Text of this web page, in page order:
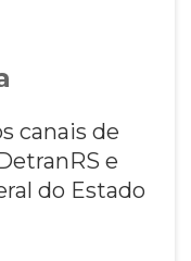
canais de
e
do Estado